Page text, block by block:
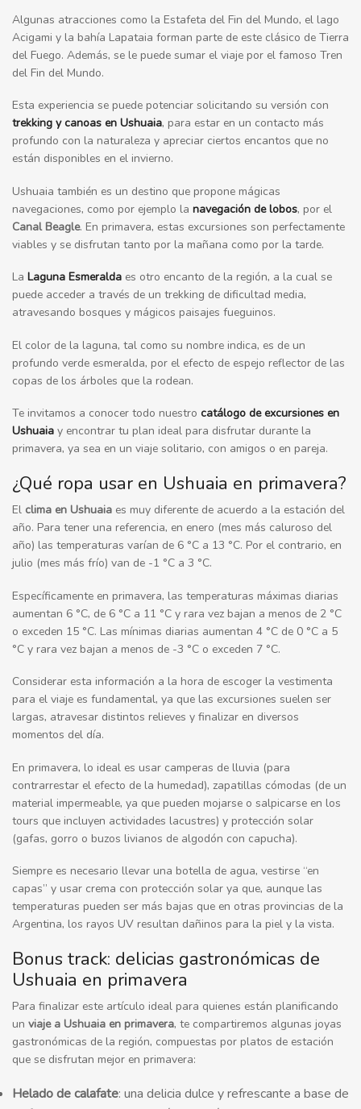
Algunas atracciones como la Estafeta del Fin del Mundo, el lago
Acigami y la bahía Lapataia forman parte de este clásico de Tierra
del Fuego. Además, se le puede sumar el viaje por el famoso Tren
del Fin del Mundo.
Esta experiencia se puede potenciar solicitando su versión con
trekking y canoas en Ushuaia, para estar en un contacto más
profundo con la naturaleza y apreciar ciertos encantos que no
están disponibles en el invierno.
Ushuaia también es un destino que propone mágicas
navegaciones, como por ejemplo la navegación de lobos, por el
Canal Beagle. En primavera, estas excursiones son perfectamente
viables y se disfrutan tanto por la mañana como por la tarde.
La Laguna Esmeralda es otro encanto de la región, a la cual se
puede acceder a través de un trekking de dificultad media,
atravesando bosques y mágicos paisajes fueguinos.
El color de la laguna, tal como su nombre indica, es de un
profundo verde esmeralda, por el efecto de espejo reflector de las
copas de los árboles que la rodean.
Te invitamos a conocer todo nuestro catálogo de excursiones en
Ushuaia y encontrar tu plan ideal para disfrutar durante la
primavera, ya sea en un viaje solitario, con amigos o en pareja.
¿Qué ropa usar en Ushuaia en primavera?
El clima en Ushuaia es muy diferente de acuerdo a la estación del
año. Para tener una referencia, en enero (mes más caluroso del
año) las temperaturas varían de 6 °C a 13 °C. Por el contrario, en
julio (mes más frío) van de -1 °C a 3 °C.
Específicamente en primavera, las temperaturas máximas diarias
aumentan 6 °C, de 6 °C a 11 °C y rara vez bajan a menos de 2 °C
o exceden 15 °C. Las mínimas diarias aumentan 4 °C de 0 °C a 5
°C y rara vez bajan a menos de -3 °C o exceden 7 °C.
Considerar esta información a la hora de escoger la vestimenta
para el viaje es fundamental, ya que las excursiones suelen ser
largas, atravesar distintos relieves y finalizar en diversos
momentos del día.
En primavera, lo ideal es usar camperas de lluvia (para
contrarrestar el efecto de la humedad), zapatillas cómodas (de un
material impermeable, ya que pueden mojarse o salpicarse en los
tours que incluyen actividades lacustres) y protección solar
(gafas, gorro o buzos livianos de algodón con capucha).
Siempre es necesario llevar una botella de agua, vestirse “en
capas” y usar crema con protección solar ya que, aunque las
temperaturas pueden ser más bajas que en otras provincias de la
Argentina, los rayos UV resultan dañinos para la piel y la vista.
Bonus track: delicias gastronómicas de
Ushuaia en primavera
Para finalizar este artículo ideal para quienes están planificando
un viaje a Ushuaia en primavera, te compartiremos algunas joyas
gastronómicas de la región, compuestas por platos de estación
que se disfrutan mejor en primavera:
Helado de calafate: una delicia dulce y refrescante a base de